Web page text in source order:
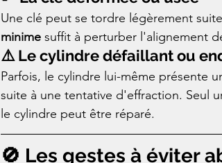
Une clé peut se tordre légèrement
minime suffit à perturber l'alignement
⚠️ Le cylindre défaillant ou
Parfois, le cylindre lui-même présente
suite à une tentative d'effraction. Seul
le cylindre peut être réparé.
🚫 Les gestes à éviter